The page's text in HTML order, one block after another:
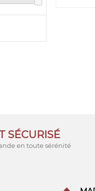
SÉCURISÉ
en toute sérénité